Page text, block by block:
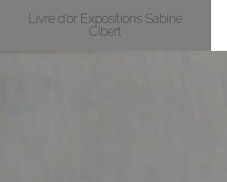
Livre d’or Expositions Sabine
Cibert